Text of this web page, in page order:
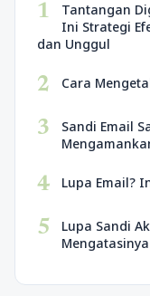
1
Tantangan
Ini Strategi
dan Unggul
2 Cara
3
Sandi Email
4 Lupa Email?
5
Lupa Sandi